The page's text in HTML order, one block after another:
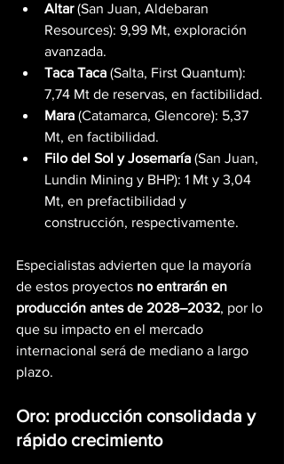
Altar (San Juan, Aldebaran
Resources): 9,99 Mt, exploración
avanzada.
Taca Taca (Salta, First Quantum):
7,74 Mt de reservas, en factibilidad.
Mara (Catamarca, Glencore): 5,37
Mt, en factibilidad.
Filo del Sol y Josemaría (San Juan,
Lundin Mining y BHP): 1 Mt y 3,04
Mt, en prefactibilidad y
construcción, respectivamente.
Especialistas advierten que la mayoría
de estos proyectos no entrarán en
producción antes de 2028–2032, por lo
que su impacto en el mercado
internacional será de mediano a largo
plazo.
Oro: producción consolidada y
rápido crecimiento